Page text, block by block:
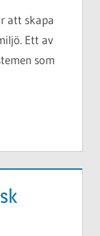
att skapa
Ett av
som